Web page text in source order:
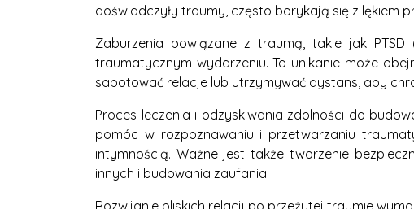
doświadczyły traumy, często borykają się z lękiem
Zaburzenia powiązane z traumą, takie jak
traumatycznym wydarzeniu. To unikanie może
sabotować relacje lub utrzymywać dystans, aby
Proces leczenia i odzyskiwania zdolności do
pomóc w rozpoznawaniu i przetwarzaniu
intymnością. Ważne jest także tworzenie
innych i budowania zaufania.
Rozwijanie bliskich relacji po przeżytej traumie